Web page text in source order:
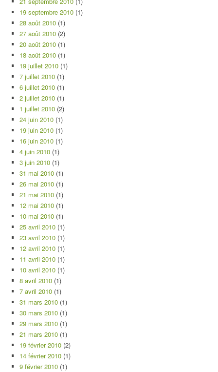
19 septembre 2010 (1)
28 août 2010 (1)
27 août 2010 (2)
20 août 2010 (1)
18 août 2010 (1)
19 juillet 2010 (1)
7 juillet 2010 (1)
6 juillet 2010 (1)
2 juillet 2010 (1)
1 juillet 2010 (2)
24 juin 2010 (1)
19 juin 2010 (1)
16 juin 2010 (1)
4 juin 2010 (1)
3 juin 2010 (1)
31 mai 2010 (1)
26 mai 2010 (1)
21 mai 2010 (1)
12 mai 2010 (1)
10 mai 2010 (1)
25 avril 2010 (1)
23 avril 2010 (1)
12 avril 2010 (1)
11 avril 2010 (1)
10 avril 2010 (1)
8 avril 2010 (1)
7 avril 2010 (1)
31 mars 2010 (1)
30 mars 2010 (1)
29 mars 2010 (1)
21 mars 2010 (1)
19 février 2010 (2)
14 février 2010 (1)
9 février 2010 (1)